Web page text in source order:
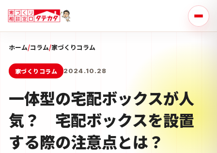
ホーム/コラム/家づくりコラム
家づくりコラム 2024.10.28
一体型の宅配ボックスが人
気？ 宅配ボックスを設置
する際の注意点とは？